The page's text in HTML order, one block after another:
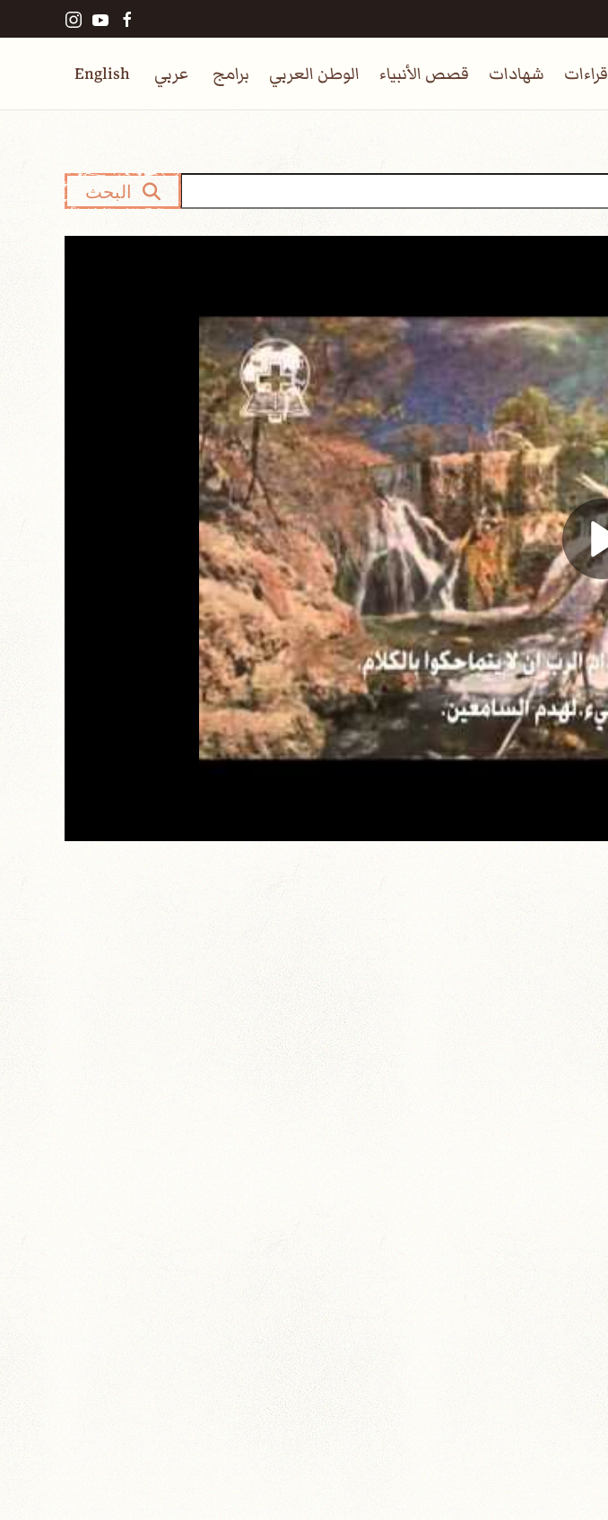
قراءات شهادات قصص الأنبياء الوطن العربي برامج عربي English
البحث